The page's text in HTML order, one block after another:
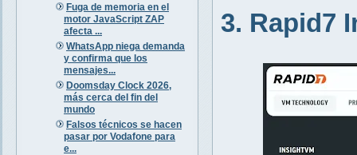
Fuga de memoria en el
motor JavaScript ZAP
afecta ...
WhatsApp niega demanda
y confirma que los
mensajes...
Doomsday Clock 2026,
más cerca del fin del
mundo
Falsos técnicos se hacen
pasar por Vodafone para
e...
3. Rapid7